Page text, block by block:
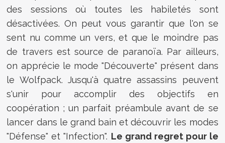
des sessions où toutes les habiletés sont
désactivées. On peut vous garantir que l'on se
sent nu comme un vers, et que le moindre pas
de travers est source de paranoïa. Par ailleurs,
on apprécie le mode "Découverte" présent dans
le Wolfpack. Jusqu'à quatre assassins peuvent
s'unir pour accomplir des objectifs en
coopération ; un parfait préambule avant de se
lancer dans le grand bain et découvrir les modes
"Défense" et "Infection". Le grand regret pour le